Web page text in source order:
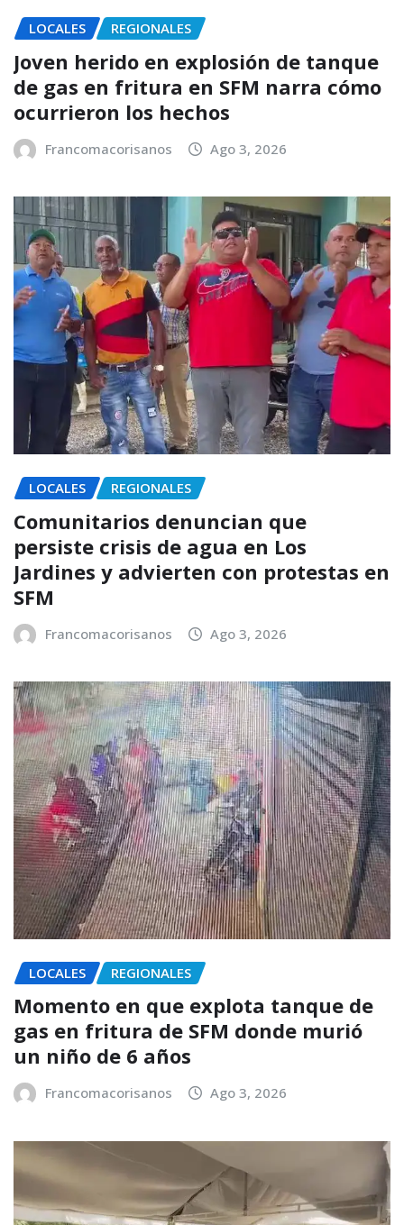
LOCALES REGIONALES
Joven herido en explosión de tanque
de gas en fritura en SFM narra cómo
ocurrieron los hechos
Francomacorisanos Ago 3, 2026
LOCALES REGIONALES
Comunitarios denuncian que
persiste crisis de agua en Los
Jardines y advierten con protestas en
SFM
Francomacorisanos Ago 3, 2026
LOCALES REGIONALES
Momento en que explota tanque de
gas en fritura de SFM donde murió
un niño de 6 años
Francomacorisanos Ago 3, 2026